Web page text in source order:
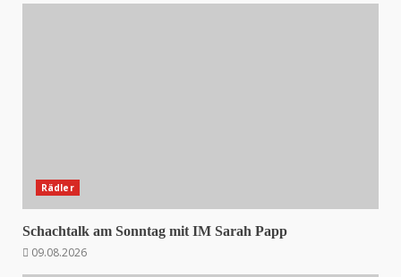
Rädler
Schachtalk am Sonntag mit IM Sarah Papp
09.08.2026